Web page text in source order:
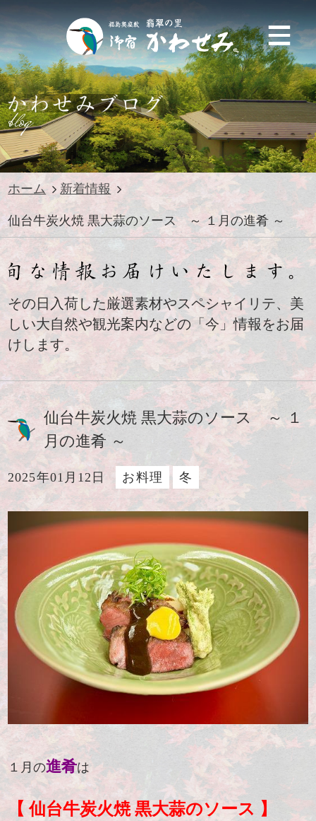
blog
ホーム 新着情報
仙台牛炭火焼 黒大蒜のソース ～ １月の進肴 ～
その日入荷した厳選素材やスペシャイリテ、美
しい大自然や観光案内などの「今」情報をお届
けします。
仙台牛炭火焼 黒大蒜のソース ～ １
月の進肴 ～
2025年01月12日 お料理 冬
１月の進肴は
【 仙台牛炭火焼 黒大蒜のソース 】